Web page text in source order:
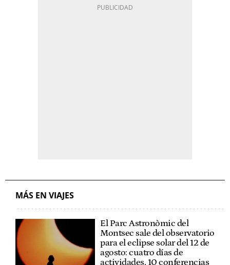
MÁS EN VIAJES
El Parc Astronòmic del
Montsec sale del observatorio
para el eclipse solar del 12 de
agosto: cuatro días de
actividades, 10 conferencias